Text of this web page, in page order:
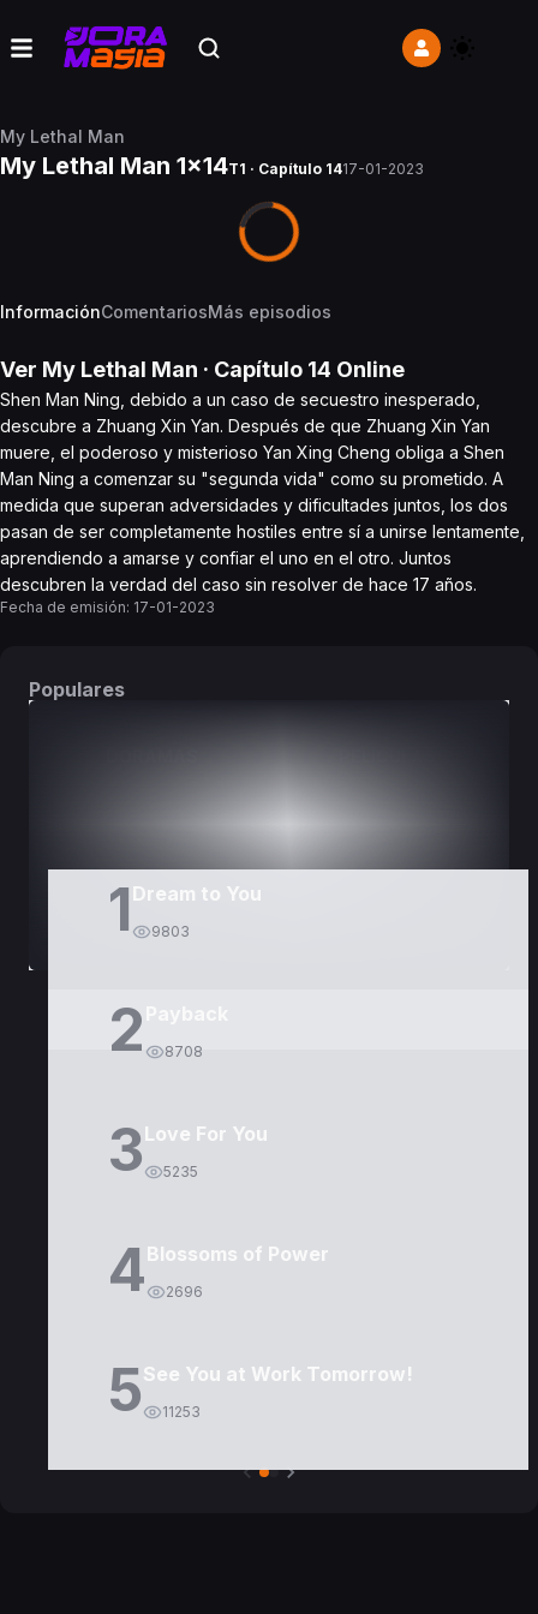
My Lethal Man
My Lethal Man 1x14T1 · Capítulo 1417-01-2023
InformaciónComentariosMás episodios
Ver My Lethal Man · Capítulo 14 Online
Shen Man Ning, debido a un caso de secuestro inesperado,
descubre a Zhuang Xin Yan. Después de que Zhuang Xin Yan
muere, el poderoso y misterioso Yan Xing Cheng obliga a Shen
Man Ning a comenzar su "segunda vida" como su prometido. A
medida que superan adversidades y dificultades juntos, los dos
pasan de ser completamente hostiles entre sí a unirse lentamente,
aprendiendo a amarse y confiar el uno en el otro. Juntos
descubren la verdad del caso sin resolver de hace 17 años.
Fecha de emisión: 17-01-2023
Populares
1 Dream to You
9803
2 8708
3Love For You
5235
4Blossoms of Power
2696
5See You at Work Tomorrow!
11253